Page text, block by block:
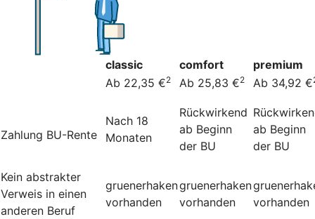
classic comfort
premium
Ab 22,35 €2 Ab 25,83 €2 Ab 34,92 €
Zahlung BU-Rente
Nach 18
Monaten
Rückwirkend
ab Beginn
der BU
ab Beginn
der BU
Kein abstrakter
Verweis in einen
anderen Beruf
gruenerhaken
vorhanden
gruenerhaken
vorhanden
vorhanden